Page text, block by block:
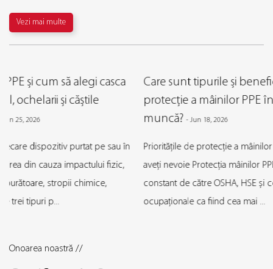
Vezi mai multe
Care sunt tipurile și beneficiile mănușilor de
protecție a mâinilor PPE în siguranța la locul de
muncă?
Prioritățile de protecție a mâinilor DPPE și de ce tip de mănuși
aveți nevoie Protecția mâinilor PPE este identificat în mod
constant de către OSHA, HSE și cercetătorii în domeniul sănătății
ocupaționale ca fiind cea mai ...
Onoarea noastră //